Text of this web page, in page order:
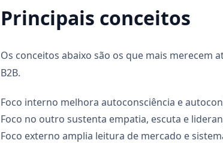
Principais conceitos
Os conceitos abaixo são os que mais merecem
B2B.
Foco interno melhora autoconsciência e
Foco no outro sustenta empatia, escuta e
Foco externo amplia leitura de mercado e